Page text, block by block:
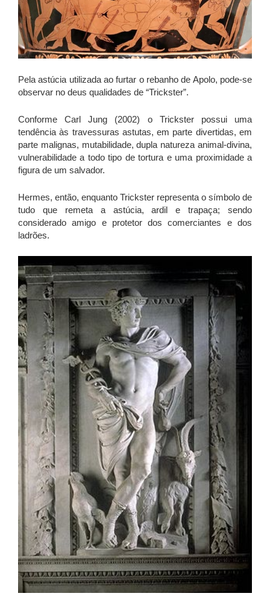
Pela astúcia utilizada ao furtar o rebanho de Apolo, pode-se
observar no deus qualidades de “Trickster”.
Conforme Carl Jung (2002) o Trickster possui uma
tendência às travessuras astutas, em parte divertidas, em
parte malignas, mutabilidade, dupla natureza animal-divina,
vulnerabilidade a todo tipo de tortura e uma proximidade a
figura de um salvador.
Hermes, então, enquanto Trickster representa o símbolo de
tudo que remeta a astúcia, ardil e trapaça; sendo
considerado amigo e protetor dos comerciantes e dos
ladrões.